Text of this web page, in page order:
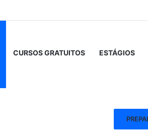
CURSOS GRATUITOS ESTÁGIOS